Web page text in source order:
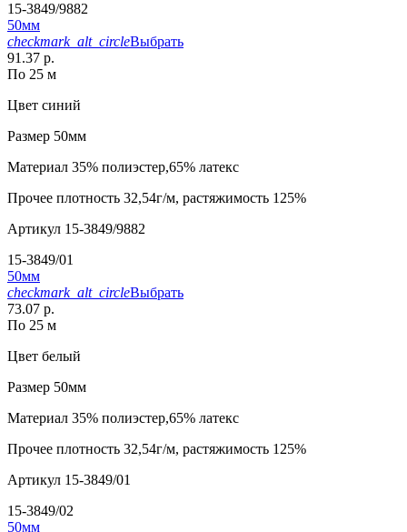
15-3849/9882
50мм
checkmark_alt_circleВыбрать
91.37 р.
По 25 м
Цвет синий
Размер 50мм
Материал 35% полиэстер,65% латекс
Прочее плотность 32,54г/м, растяжимость 125%
Артикул 15-3849/9882
15-3849/01
50мм
checkmark_alt_circleВыбрать
73.07 р.
По 25 м
Цвет белый
Размер 50мм
Материал 35% полиэстер,65% латекс
Прочее плотность 32,54г/м, растяжимость 125%
Артикул 15-3849/01
15-3849/02
50мм